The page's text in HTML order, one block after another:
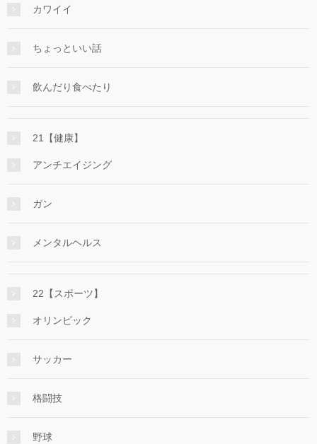
カワイイ
ちょっといい話
飲んだり食べたり
21【健康】
アンチエイジング
ガン
メンタルヘルス
22【スポーツ】
オリンピック
サッカー
格闘技
野球